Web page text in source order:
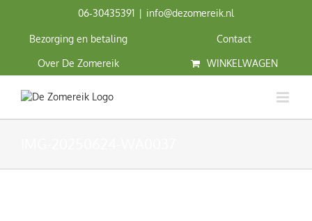
06‑30435391 | info@dezomereik.nl
Bezorging en betaling Contact
Over De Zomereik WINKELWAGEN